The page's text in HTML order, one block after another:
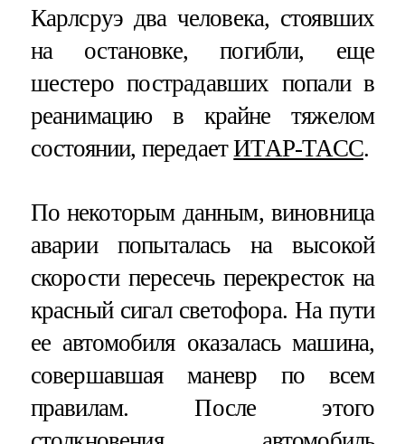
Карлсруэ два человека, стоявших
на остановке, погибли, еще
шестеро пострадавших попали в
реанимацию в крайне тяжелом
состоянии, передаетИТАР-ТАСС.
По некоторым данным, виновница
аварии попыталась на высокой
скорости пересечь перекресток на
красный сигал светофора. На пути
ее автомобиля оказалась машина,
совершавшая маневр по всем
правилам. После этого